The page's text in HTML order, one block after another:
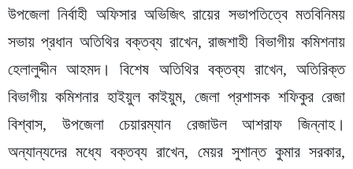
উপজেলা নির্বাহী অফিসার অভিজিৎ রায়ের সভাপতিত্বে মতবিনিময়
সভায় প্রধান অতিথির বক্তব্য রাখেন, রাজশাহী বিভাগীয় কমিশনায়
হেলালুদ্দীন আহমদ। বিশেষ অতিথির বক্তব্য রাখেন, অতিরিক্ত
বিভাগীয় কমিশনার হাইয়ুল কাইয়ুম, জেলা প্রশাসক শফিকুর রেজা
বিশ্বাস, উপজেলা চেয়ারম্যান রেজাউল আশরাফ জিন্নাহ।
অন্যান্যদের মধ্যে বক্তব্য রাখেন, মেয়র সুশান্ত কুমার সরকার,